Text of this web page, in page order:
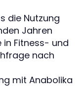
die Nutzung
Jahren
in Fitness- und
nach
mit Anabolika